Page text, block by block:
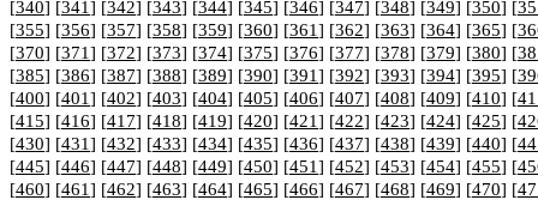
[340] [341] [342] [343] [344] [345] [346] [347] [348] [349] [350] [
[355] [356] [357] [358] [359] [360] [361] [362] [363] [364] [365] [
[370] [371] [372] [373] [374] [375] [376] [377] [378] [379] [380] [
[385] [386] [387] [388] [389] [390] [391] [392] [393] [394] [395] [
[400] [401] [402] [403] [404] [405] [406] [407] [408] [409] [410] [
[415] [416] [417] [418] [419] [420] [421] [422] [423] [424] [425] [
[430] [431] [432] [433] [434] [435] [436] [437] [438] [439] [440] [
[445] [446] [447] [448] [449] [450] [451] [452] [453] [454] [455] [
[460] [461] [462] [463] [464] [465] [466] [467] [468] [469] [470] [